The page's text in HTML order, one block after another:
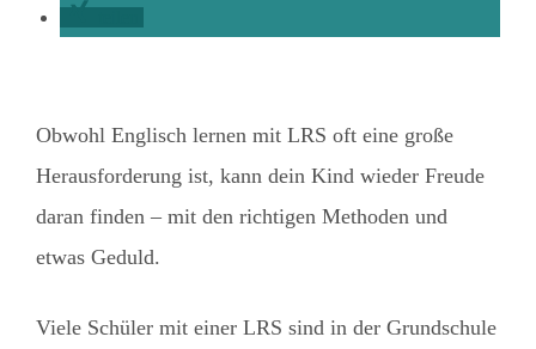
Obwohl Englisch lernen mit LRS oft eine große
Herausforderung ist, kann dein Kind wieder Freude
daran finden – mit den richtigen Methoden und
etwas Geduld.
Viele Schüler mit einer LRS sind in der Grundschule